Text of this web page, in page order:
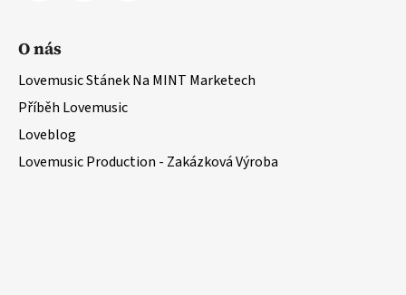
O nás
Lovemusic Stánek Na MINT Marketech
Příběh Lovemusic
Loveblog
Lovemusic Production - Zakázková Výroba